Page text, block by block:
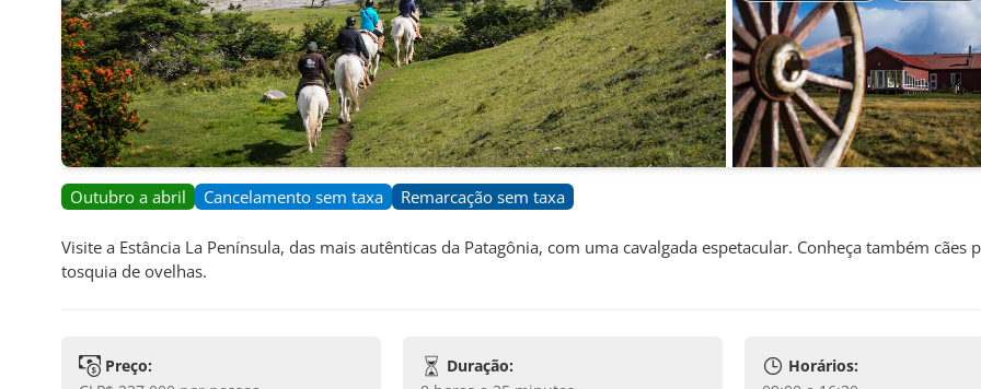
Outubro a abril Cancelamento sem taxa Remarcação sem taxa
Visite a Estância La Península, das mais autênticas da Patagônia, com uma cavalgada espetacular. Conheça também cães
tosquia de ovelhas.
Preço:
Duração:
Horários: